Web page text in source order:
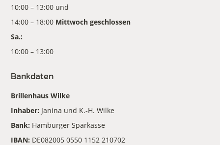
10:00 – 13:00 und
14:00 – 18:00 Mittwoch geschlossen
Sa.:
10:00 – 13:00
Bankdaten
Brillenhaus Wilke
Inhaber: Janina und K.-H. Wilke
Bank: Hamburger Sparkasse
IBAN: DE082005 0550 1152 210702